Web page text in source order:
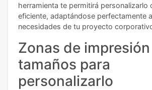
herramienta te permitirá personalizarlo
eficiente, adaptándose perfectamente
necesidades de tu proyecto
Zonas de
tamaños para
personalizarlo